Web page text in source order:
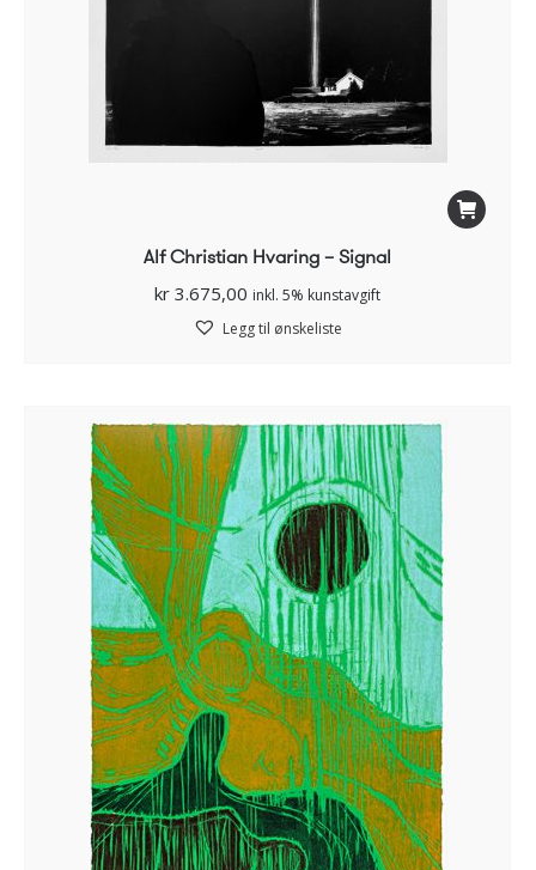
Alf Christian Hvaring – Signal
kr 3.675,00 inkl. 5% kunstavgift
Legg til ønskeliste